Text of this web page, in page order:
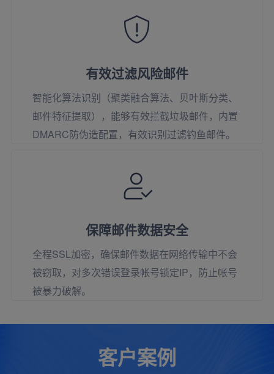
有效过滤风险邮件
智能化算法识别（聚类融合算法、贝叶斯分类、
邮件特征提取），能够有效拦截垃圾邮件，内置
DMARC防伪造配置，有效识别过滤钓鱼邮件。
保障邮件数据安全
全程SSL加密，确保邮件数据在网络传输中不会
被窃取，对多次错误登录帐号锁定IP，防止帐号
被暴力破解。
客户案例